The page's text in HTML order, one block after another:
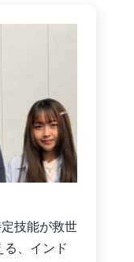
技能が救世
る、インド